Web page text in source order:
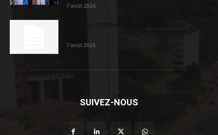
7 août 2026
7 août 2026
SUIVEZ-NOUS